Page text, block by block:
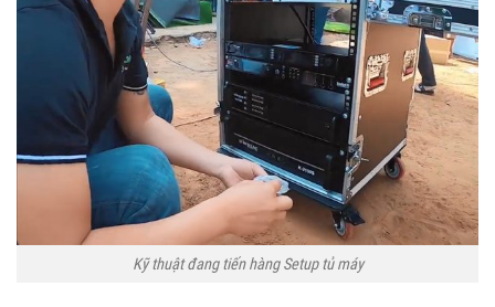
Kỹ thuật đang tiến hàng Setup tủ máy